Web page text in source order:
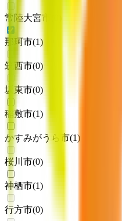
常陸大宮市
那珂市(1)
筑西市(0)
坂東市(0)
稲敷市(1)
かすみがうら市(1)
桜川市(0)
神栖市(1)
行方市(0)